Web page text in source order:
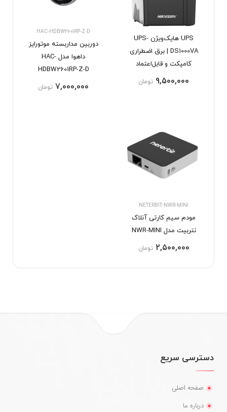
UPS هایک‌ویژن UPS-
DS1000VA | برق اضطراری
کامپکت و قابل‌اعتماد
9,500,000 تومان
HAC-HDBW2601RP-Z-D
دوربین مداربسته موتورایز
داهوا مدل HAC-
HDBW2601RP-Z-D
7,000,000 تومان
NETERBIT-NWR-MINI
مودم سیم کارتی آنلاک
نتربیت مدل NWR-MINI
2,500,000 تومان
دسترسی سریع
صفحه اصلی
درباره ما